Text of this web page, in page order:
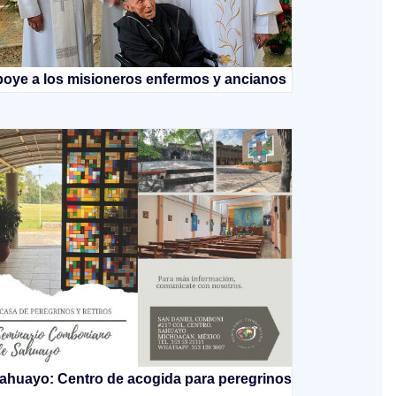
a los misioneros enfermos y ancianos
Centro de acogida para peregrinos